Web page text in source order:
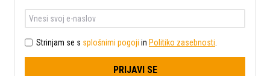
Strinjam se s splošnimi pogoji in Politiko zasebnosti
PRIJAVI SE